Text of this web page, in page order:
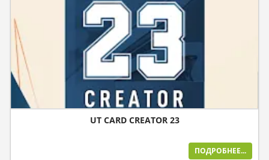
UT CARD CREATOR 23
ПОДРОБНЕЕ...